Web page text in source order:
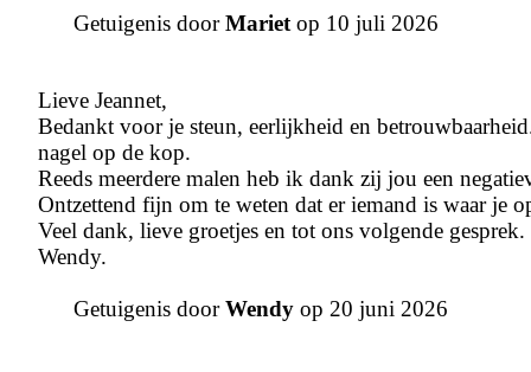
Getuigenis doorMarietop 10 juli 2026
Lieve Jeannet,
Bedankt voor je steun, eerlijkheid en
nagel op de kop.
Reeds meerdere malen heb ik dank zij jou een
Ontzettend fijn om te weten dat er iemand is waar je
Veel dank, lieve groetjes en tot ons volgende gesprek.
Wendy.
Getuigenis doorWendy op 20 juni 2026